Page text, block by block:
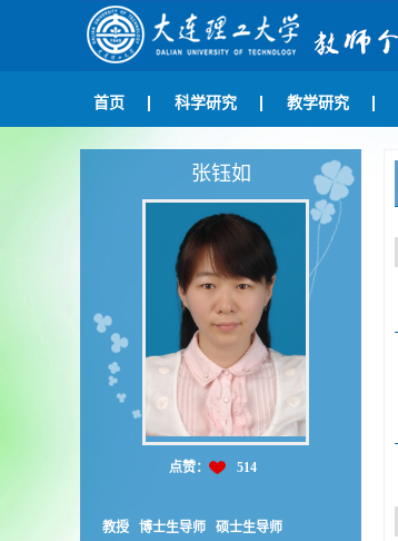
首页 科学研究 教学研究
张钰如
点赞： 514
教授 博士生导师 硕士生导师